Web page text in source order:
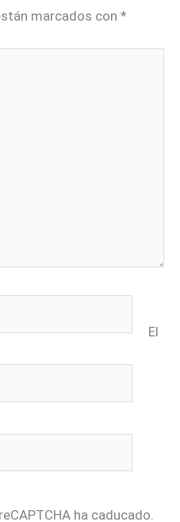
marcados con *
El
ha caducado.